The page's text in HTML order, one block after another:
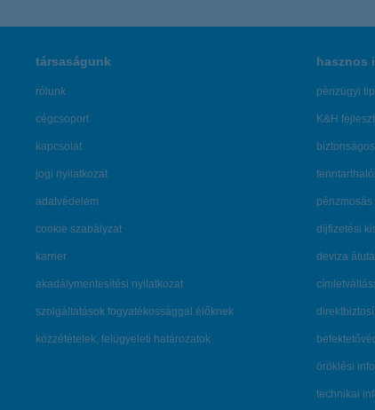
társaságunk
rólunk
cégcsoport
kapcsolat
jogi nyilatkozat
adatvédelem
cookie szabályzat
karrier
akadálymentesítési nyilatkozat
szolgáltatások fogyatékossággal élőknek
közzétételek, felügyeleti határozatok
hasznos
pénzügyi
K&H
pénzmosás
díjfizetési
deviza
öröklési
technikai